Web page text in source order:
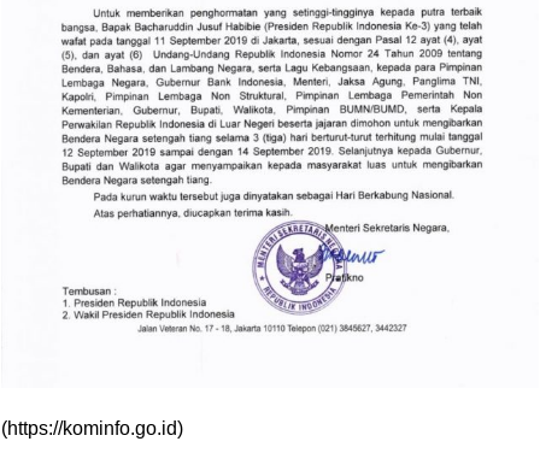
(https://kominfo.go.id)